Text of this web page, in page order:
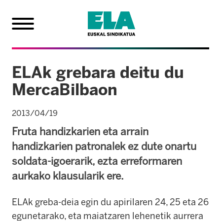
ELAk grebara deitu du
MercaBilbaon
2013/04/19
Fruta handizkarien eta arrain
handizkarien patronalek ez dute onartu
soldata-igoerarik, ezta erreformaren
aurkako klausularik ere.
ELAk greba-deia egin du apirilaren 24, 25 eta 26
egunetarako, eta maiatzaren lehenetik aurrera